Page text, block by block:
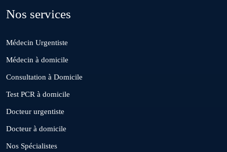
Deroua
El Borouj
El Gara
Guisser
Hattane
Nos services
Médecin Urgentiste
Médecin à domicile
Consultation à Domicile
Test PCR à domicile
Docteur urgentiste
Docteur à domicile
Nos Spécialistes